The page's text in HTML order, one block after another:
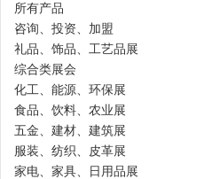
所有产品
咨询、投资、加盟
礼品、饰品、工艺品展
综合类展会
化工、能源、环保展
食品、饮料、农业展
五金、建材、建筑展
服装、纺织、皮革展
家电、家具、日用品展